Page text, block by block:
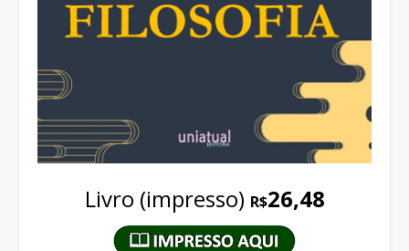
Livro (impresso) R$26,48